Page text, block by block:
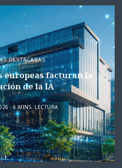
DESTACADAS
europeas facturan la
de la IA
6 MINS. LECTURA